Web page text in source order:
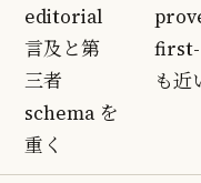
editorial
言及と第
三者
schema を
重く
first-
も近